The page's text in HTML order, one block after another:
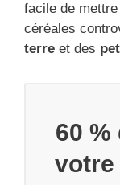
facile de
céréales
terre et des
60
votre